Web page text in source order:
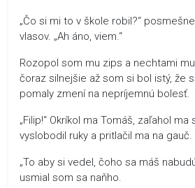
„Čo si mi to v škole robil?“
vlasov. „Ah áno, viem.“
Rozopol som mu zips a nechtami
čoraz silnejšie až som si bol istý, že
pomaly zmení na nepríjemnú bolesť.
„Filip!“ Okríkol ma Tomáš, zaľahol
vyslobodil ruky a pritlačil ma na gauč.
„To aby si vedel, čoho sa máš
usmial som sa naňho.